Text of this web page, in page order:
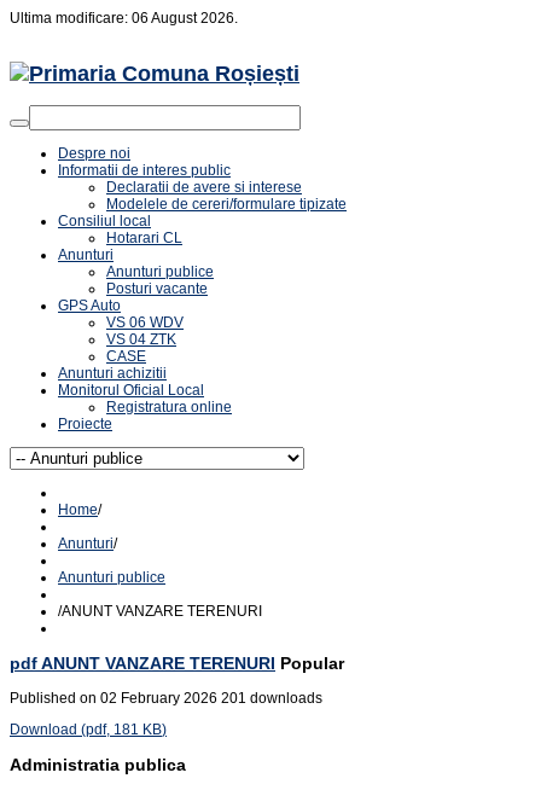
Ultima modificare: 06 August 2026.
Despre noi
Informatii de interes public
Declaratii de avere si interese
Modelele de cereri/formulare tipizate
Consiliul local
Hotarari CL
Anunturi
Anunturi publice
Posturi vacante
GPS Auto
VS 06 WDV
VS 04 ZTK
CASE
Anunturi achizitii
Monitorul Oficial Local
Registratura online
Proiecte
Home/
Anunturi/
Anunturi publice
/ANUNT VANZARE TERENURI
pdfANUNT VANZARE TERENURI Popular
Published on 02 February 2026 201 downloads
Download (pdf, 181 KB)
Administratia publica